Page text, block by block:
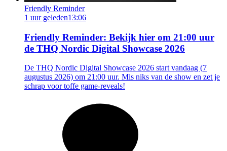
Friendly Reminder
1 uur geleden13:06
Friendly Reminder: Bekijk hier om 21:00 uur
de THQ Nordic Digital Showcase 2026
De THQ Nordic Digital Showcase 2026 start vandaag (7
augustus 2026) om 21:00 uur. Mis niks van de show en zet je
schrap voor toffe game-reveals!